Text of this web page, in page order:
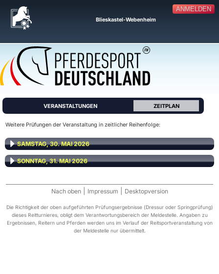
ANMELDEN
Blieskastel-Webenheim
VERANSTALTUNGEN ZEITPLAN
Weitere Prüfungen der Veranstaltung in zeitlicher Reihenfolge:
SAMSTAG, 30. MAI 2026
SONNTAG, 31. MAI 2026
Nach oben Impressum Desktopversion
Die Richtigkeit der oben aufgeführten Prüfungsergebnisse (Dressur oder Springprüfung)
dieses Reitturnieres, obligt dem Verantwortungsbereich der Meldestelle. Angaben zu
Ergebnissen, Reitern und Pferden werden uns im Verlauf der Reitsportveranstaltung von
der Meldestelle nur übermittelt.